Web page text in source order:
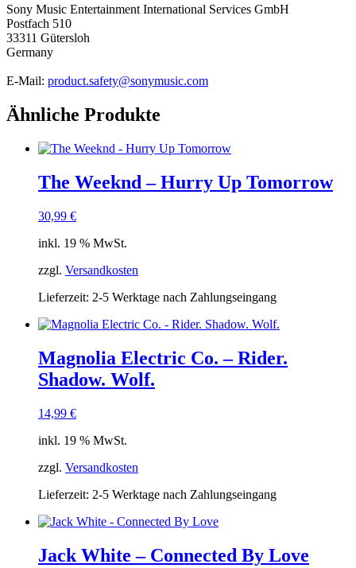
Sony Music Entertainment International Services GmbH
Postfach 510
33311 Gütersloh
Germany
E-Mail: product.safety@sonymusic.com
Ähnliche Produkte
The Weeknd – Hurry Up Tomorrow
30,99 €
inkl. 19 % MwSt.
zzgl. Versandkosten
Lieferzeit: 2-5 Werktage nach Zahlungseingang
Magnolia Electric Co. – Rider.
Shadow. Wolf.
14,99 €
inkl. 19 % MwSt.
zzgl. Versandkosten
Lieferzeit: 2-5 Werktage nach Zahlungseingang
Jack White – Connected By Love